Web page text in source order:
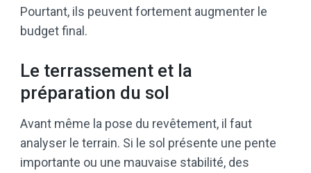
Pourtant, ils peuvent fortement augmenter le
budget final.
Le terrassement et la
préparation du sol
Avant même la pose du revêtement, il faut
analyser le terrain. Si le sol présente une pente
importante ou une mauvaise stabilité, des